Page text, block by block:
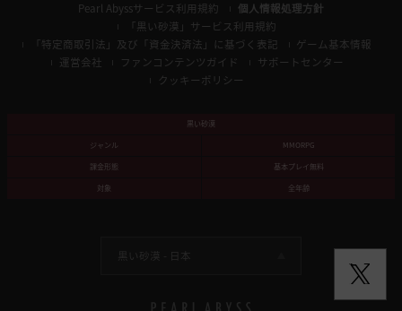
Pearl Abyssサービス利用規約
個人情報処理方針
「黒い砂漠」サービス利用規約
「特定商取引法」及び「資金決済法」に基づく表記
ゲーム基本情報
運営会社
ファンコンテンツガイド
サポートセンター
クッキーポリシー
黒い砂漠
ジャンル
MMORPG
課金形態
基本プレイ無料
対象
全年齢
黒い砂漠 - 日本